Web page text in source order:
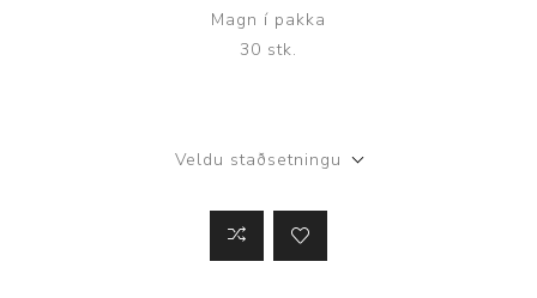
Magn í pakka
30 stk.
Veldu staðsetningu